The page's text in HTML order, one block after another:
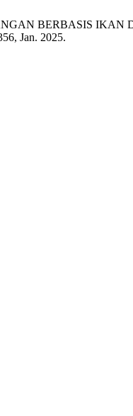
BERBASIS
Jan. 2025.